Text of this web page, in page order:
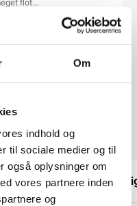
Om
indhold og
til sociale medier og til
også oplysninger om
vores partnere inden
og
flot…